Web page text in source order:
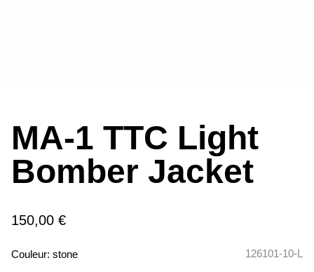
MA-1 TTC Light
Bomber Jacket
150,00 €
Couleur: stone 126101-10-L